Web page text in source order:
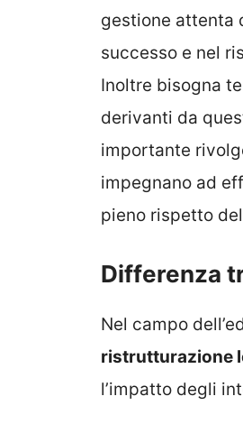
gestione attenta
successo e nel
Inoltre bisogna
derivanti da
importante
impegnano ad
pieno rispetto
Differenza
Nel campo
ristrutturazione
l’impatto degli